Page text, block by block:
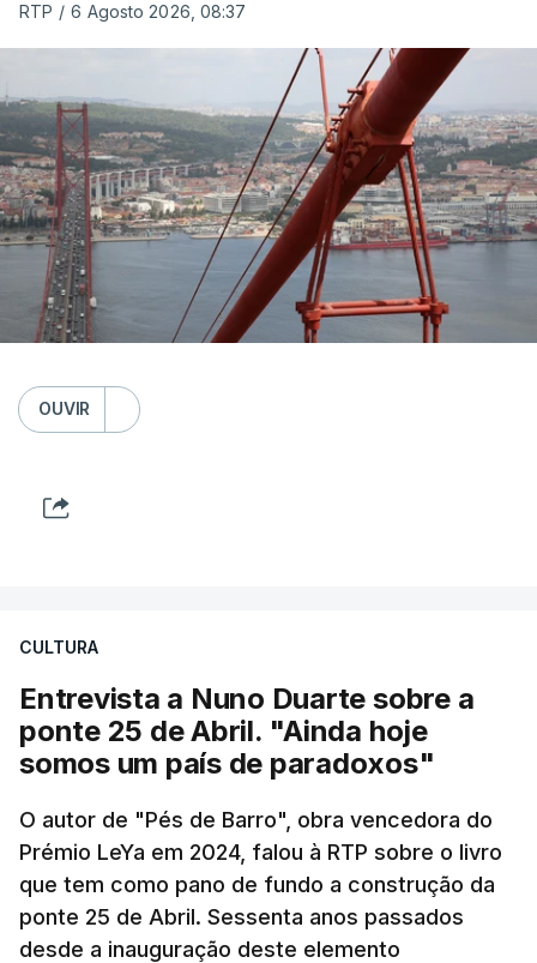
RTP / 6 Agosto 2026, 08:37
OUVIR
CULTURA
Entrevista a Nuno Duarte sobre a
ponte 25 de Abril. "Ainda hoje
somos um país de paradoxos"
O autor de "Pés de Barro", obra vencedora do
Prémio LeYa em 2024, falou à RTP sobre o livro
que tem como pano de fundo a construção da
ponte 25 de Abril. Sessenta anos passados
desde a inauguração deste elemento